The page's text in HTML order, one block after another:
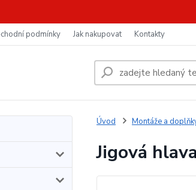
podmínky Jak nakupovat Kontakty
Úvod Montáže a
Jigová